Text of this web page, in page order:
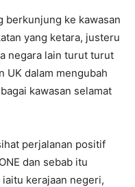
berkunjung ke kawasan
yang ketara, justeru
negara lain turut turut
UK dalam mengubah
kawasan selamat
perjalanan positif
dan sebab itu
kerajaan negeri,